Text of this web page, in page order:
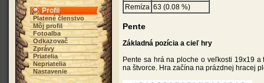
Profil
Platené členstvo
Môj profil
Fotoalba
Odkazovač
Zprávy
Priatelia
Nepriatelia
Nastavenie
Remíza 63 (0.08 %)
Pente
Základná pozícia a cieľ hry
Pente sa hrá na ploche o veľkosti 19x19
na štvorce. Hra začína na prázdnej hracej